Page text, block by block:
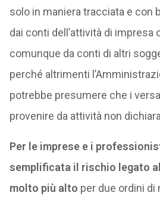
solo in maniera tracciata e con
dai conti dell’attività di impresa
comunque da conti di altri
perché altrimenti
potrebbe presumere che i
provenire da attività non
Per le imprese e i
semplificata il rischio legato
molto più alto per due ordini di